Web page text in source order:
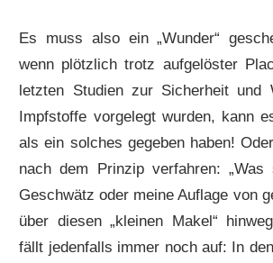
Es muss also ein „Wunder“
wenn plötzlich trotz aufgelöster
letzten Studien zur Sicherheit und
Impfstoffe vorgelegt wurden, kann
als ein solches gegeben haben!
nach dem Prinzip verfahren:
Geschwätz oder meine Auflage von
über diesen „kleinen Makel“
fällt jedenfalls immer noch auf: In